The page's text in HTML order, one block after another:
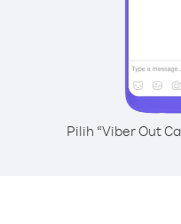
Pilih “Viber Out